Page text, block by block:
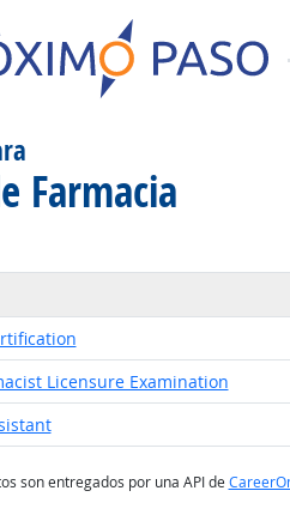
Farmacia
Licensure Examination
son entregados por una API de